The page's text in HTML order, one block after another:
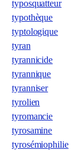
typosquatteur
typothèque
typtologique
tyran
tyrannicide
tyrannique
tyranniser
tyrolien
tyromancie
tyrosamine
tyrosémiophilie